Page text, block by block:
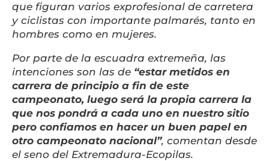
que figuran varios exprofesional de carretera
y ciclistas con importante palmarés, tanto en
hombres como en mujeres.
Por parte de la escuadra extremeña, las
intenciones son las de “estar metidos en
carrera de principio a fin de este
campeonato, luego será la propia carrera la
que nos pondrá a cada uno en nuestro sitio
pero confiamos en hacer un buen papel en
otro campeonato nacional”, comentan desde
el seno del Extremadura-Ecopilas.